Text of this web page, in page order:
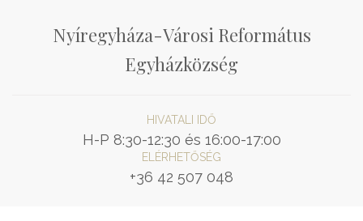
Nyíregyháza-Városi Református
Egyházközség
HIVATALI IDŐ
H-P 8:30-12:30 és 16:00-17:00
ELÉRHETŐSÉG
+36 42 507 048